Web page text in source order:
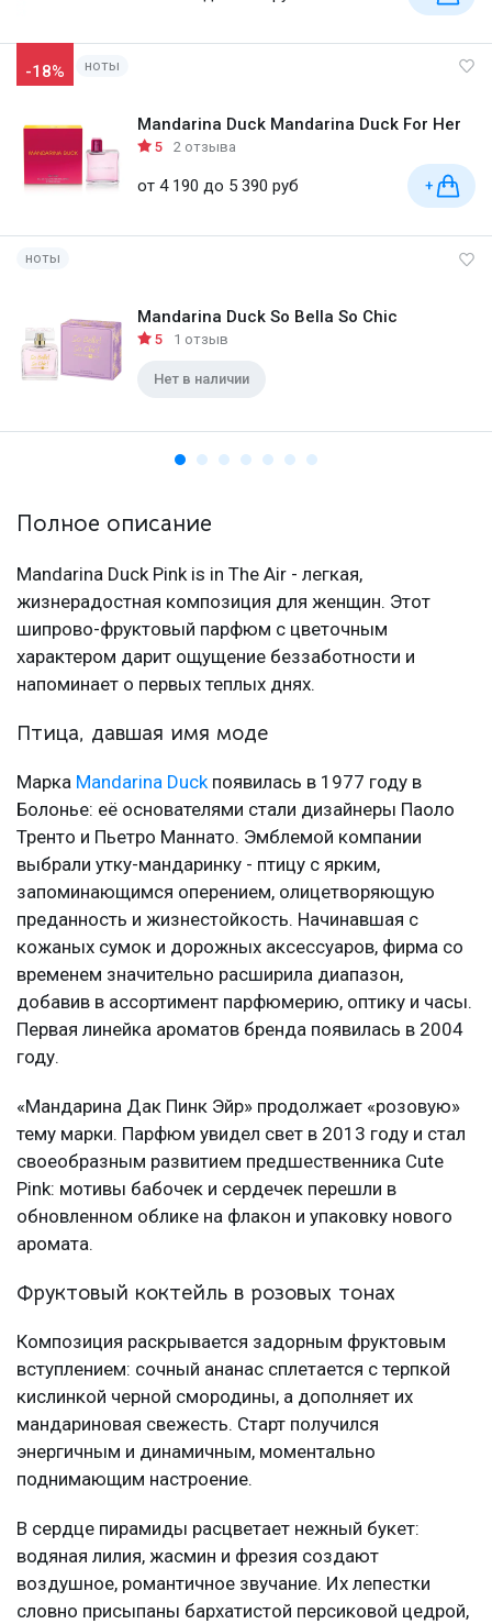
-18% ноты
Mandarina Duck Mandarina Duck For Her
5 2 отзыва
от 4 190 до 5 390 руб +
ноты
Mandarina Duck So Bella So Chic
5 1 отзыв
Нет в наличии
Полное описание
Mandarina Duck Pink is in The Air - легкая,
жизнерадостная композиция для женщин. Этот
шипрово-фруктовый парфюм с цветочным
характером дарит ощущение беззаботности и
напоминает о первых теплых днях.
Птица, давшая имя моде
Марка Mandarina Duckпоявилась в 1977 году в
Болонье: её основателями стали дизайнеры Паоло
Тренто и Пьетро Маннато. Эмблемой компании
выбрали утку-мандаринку - птицу с ярким,
запоминающимся оперением, олицетворяющую
преданность и жизнестойкость. Начинавшая с
кожаных сумок и дорожных аксессуаров, фирма со
временем значительно расширила диапазон,
добавив в ассортимент парфюмерию, оптику и часы.
Первая линейка ароматов бренда появилась в 2004
году.
«Мандарина Дак Пинк Эйр» продолжает «розовую»
тему марки. Парфюм увидел свет в 2013 году и стал
своеобразным развитием предшественника Cute
Pink: мотивы бабочек и сердечек перешли в
обновленном облике на флакон и упаковку нового
аромата.
Фруктовый коктейль в розовых тонах
Композиция раскрывается задорным фруктовым
вступлением: сочный ананас сплетается с терпкой
кислинкой черной смородины, а дополняет их
мандариновая свежесть. Старт получился
энергичным и динамичным, моментально
поднимающим настроение.
В сердце пирамиды расцветает нежный букет:
водяная лилия, жасмин и фрезия создают
воздушное, романтичное звучание. Их лепестки
словно присыпаны бархатистой персиковой цедрой,